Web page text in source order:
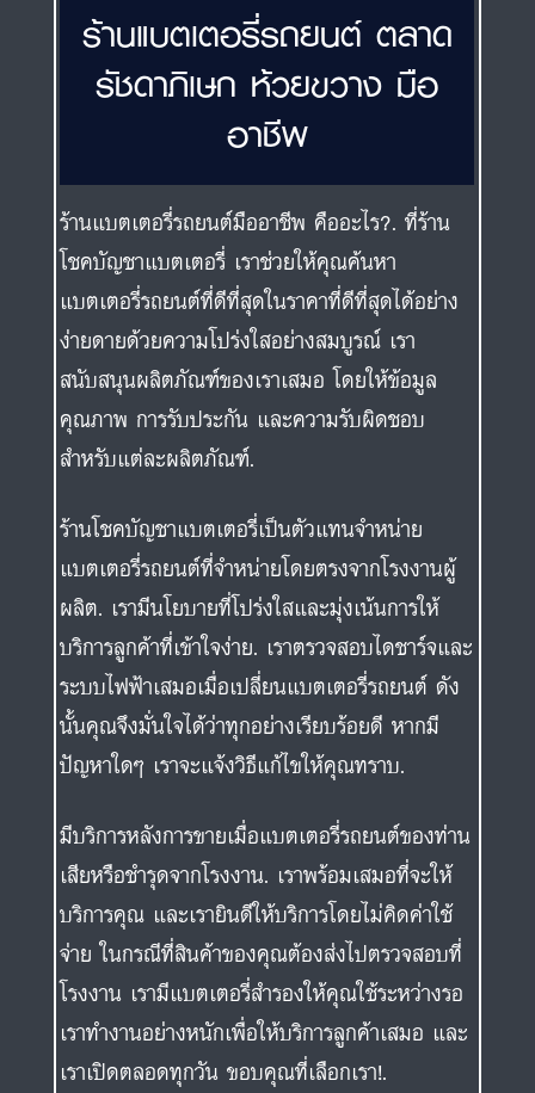
ร้านแบตเตอรี่รถยนต์ ตลาด
รัชดาภิเษก ห้วยขวาง มือ
อาชีพ
ร้านแบตเตอรี่รถยนต์มืออาชีพ คืออะไร?. ที่ร้าน
โชคบัญชาแบตเตอรี่ เราช่วยให้คุณค้นหา
แบตเตอรี่รถยนต์ที่ดีที่สุดในราคาที่ดีที่สุดได้อย่าง
ง่ายดายด้วยความโปร่งใสอย่างสมบูรณ์ เรา
สนับสนุนผลิตภัณฑ์ของเราเสมอ โดยให้ข้อมูล
คุณภาพ การรับประกัน และความรับผิดชอบ
สำหรับแต่ละผลิตภัณฑ์.
ร้านโชคบัญชาแบตเตอรี่เป็นตัวแทนจำหน่าย
แบตเตอรี่รถยนต์ที่จำหน่ายโดยตรงจากโรงงานผู้
ผลิต. เรามีนโยบายที่โปร่งใสและมุ่งเน้นการให้
บริการลูกค้าที่เข้าใจง่าย. เราตรวจสอบไดชาร์จและ
ระบบไฟฟ้าเสมอเมื่อเปลี่ยนแบตเตอรี่รถยนต์ ดัง
นั้นคุณจึงมั่นใจได้ว่าทุกอย่างเรียบร้อยดี หากมี
ปัญหาใดๆ เราจะแจ้งวิธีแก้ไขให้คุณทราบ.
มีบริการหลังการขายเมื่อแบตเตอรี่รถยนต์ของท่าน
เสียหรือชำรุดจากโรงงาน. เราพร้อมเสมอที่จะให้
บริการคุณ และเรายินดีให้บริการโดยไม่คิดค่าใช้
จ่าย ในกรณีที่สินค้าของคุณต้องส่งไปตรวจสอบที่
โรงงาน เรามีแบตเตอรี่สำรองให้คุณใช้ระหว่างรอ
เราทำงานอย่างหนักเพื่อให้บริการลูกค้าเสมอ และ
เราเปิดตลอดทุกวัน ขอบคุณที่เลือกเรา!.